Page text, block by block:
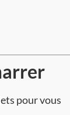
pour vous